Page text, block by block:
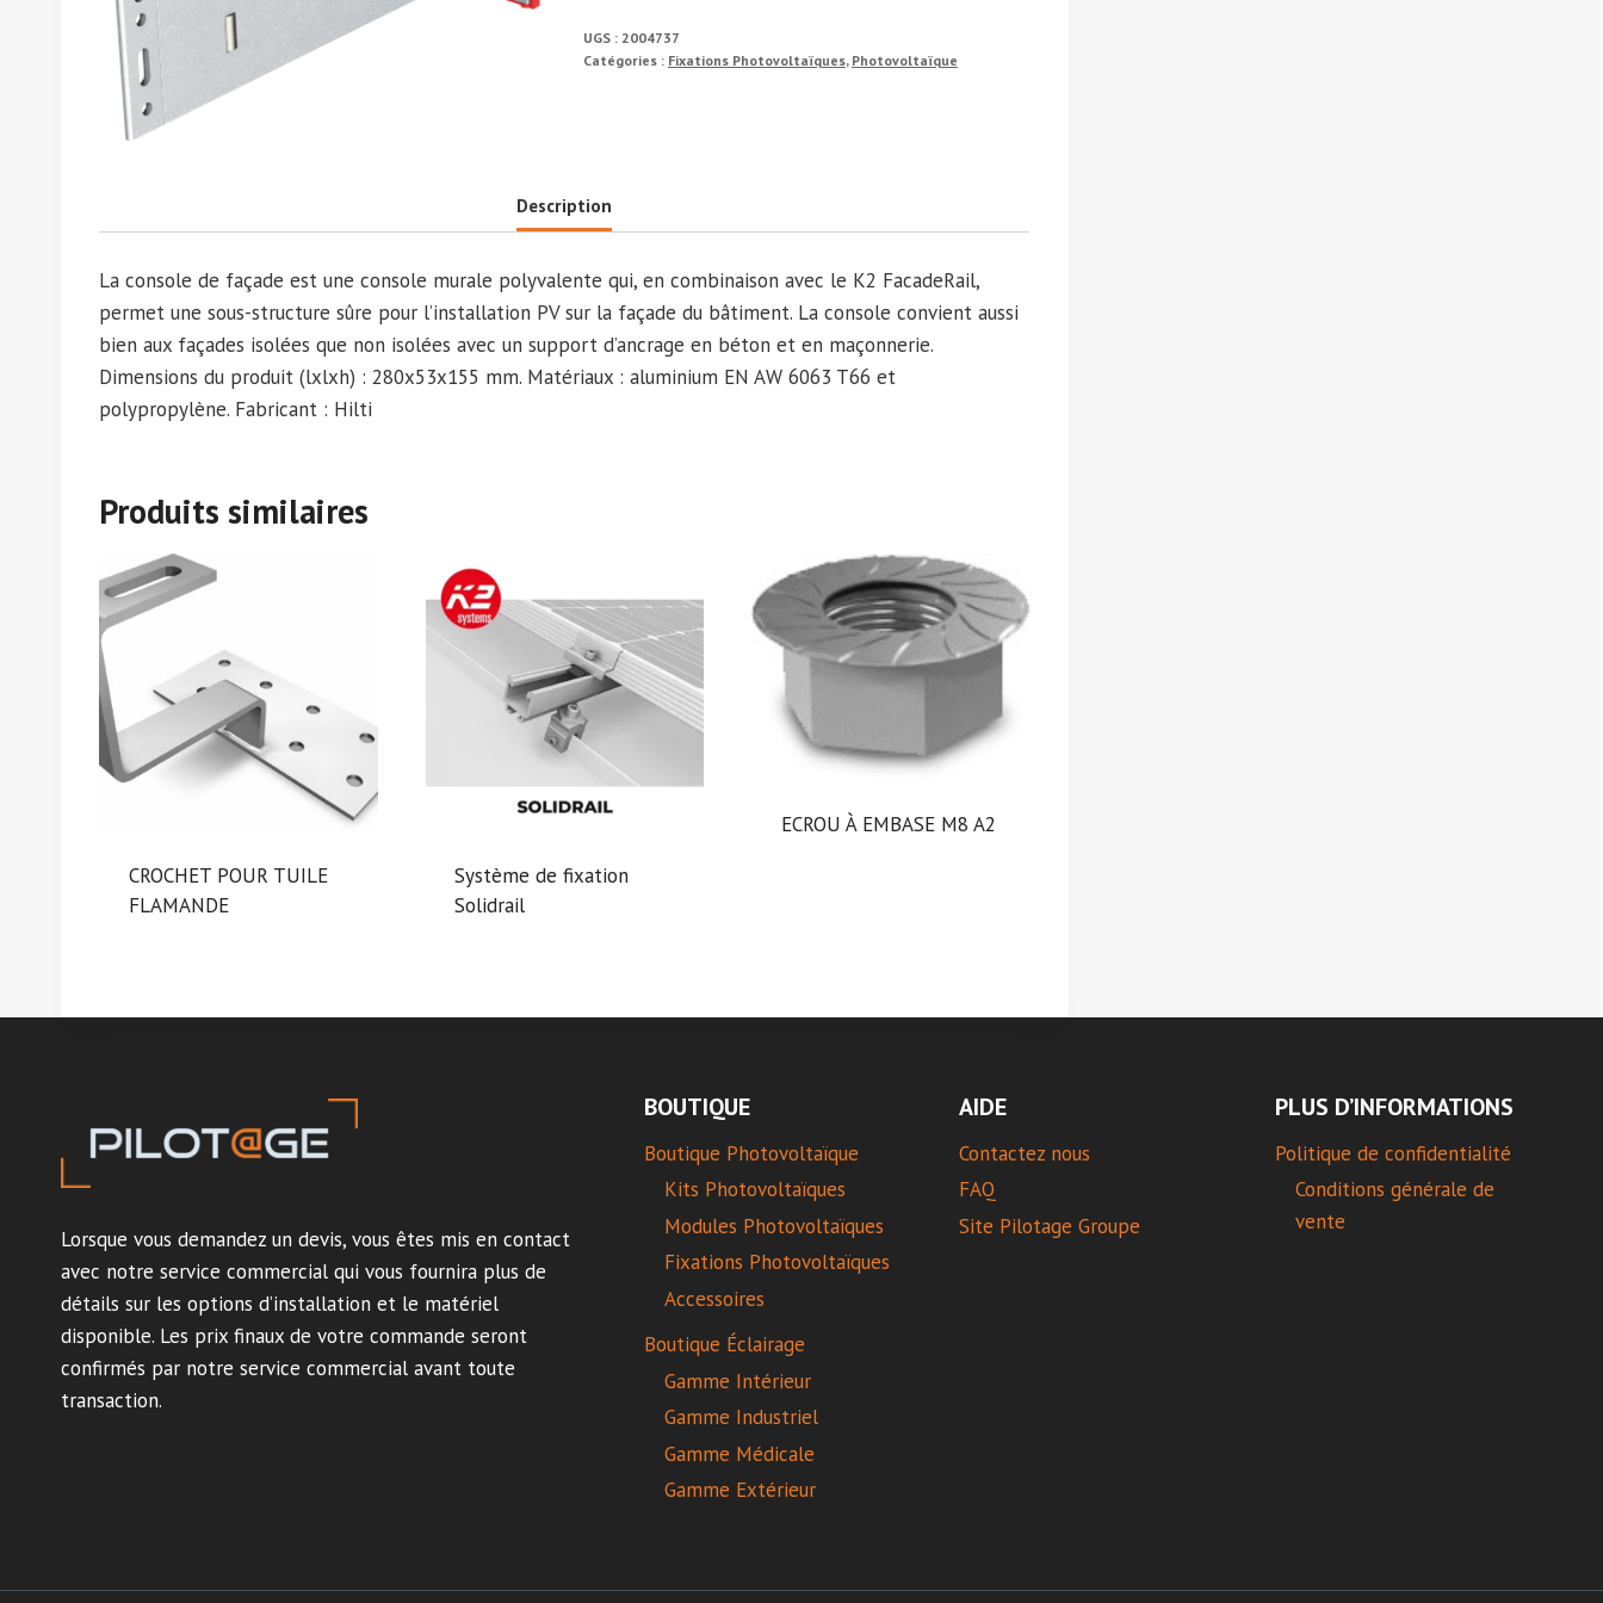
bracket
L
UGS : 2004737
Catégories : Fixations Photovoltaïques, Photovoltaïque
Description
La console de façade est une console murale polyvalente qui, en combinaison avec le K2 FacadeRail,
permet une sous-structure sûre pour l’installation PV sur la façade du bâtiment. La console convient aussi
bien aux façades isolées que non isolées avec un support d’ancrage en béton et en maçonnerie.
Dimensions du produit (lxlxh) : 280x53x155 mm. Matériaux : aluminium EN AW 6063 T66 et
polypropylène. Fabricant : Hilti
Produits similaires
CROCHET POUR TUILE
FLAMANDE
Système de fixation
Solidrail
ECROU À EMBASE M8 A2
Lorsque vous demandez un devis, vous êtes mis en contact
avec notre service commercial qui vous fournira plus de
détails sur les options d’installation et le matériel
disponible. Les prix finaux de votre commande seront
confirmés par notre service commercial avant toute
transaction.
BOUTIQUE
Boutique Photovoltaïque
Kits Photovoltaïques
Modules Photovoltaïques
Fixations Photovoltaïques
Accessoires
Boutique Éclairage
Gamme Intérieur
Gamme Industriel
Gamme Médicale
Gamme Extérieur
AIDE
Contactez nous
FAQ
Site Pilotage Groupe
PLUS D’INFORMATIONS
Politique de confidentialité
Conditions générale de
vente